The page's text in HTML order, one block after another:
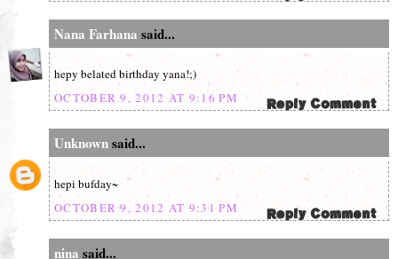
Nana Farhana said...
hepy belated birthday yana!;)
OCTOBER 9, 2012 AT 9:16 PM
Unknownsaid...
hepi bufday~
OCTOBER 9, 2012 AT 9:31 PM
nina said...